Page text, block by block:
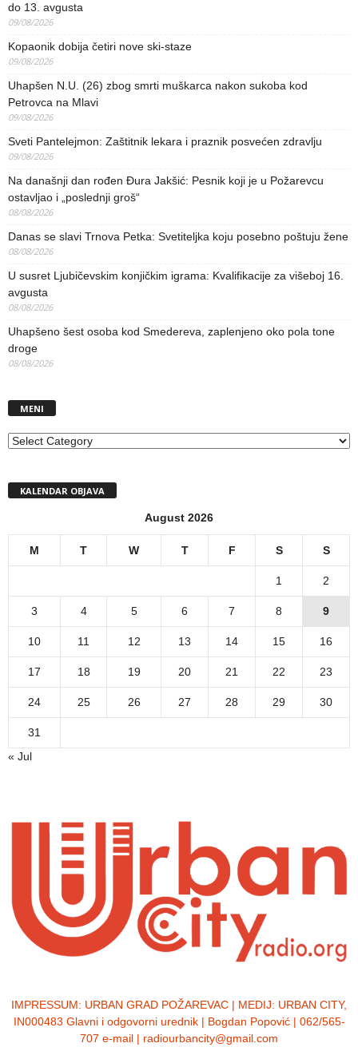
do 13. avgusta
09/08/2026
Kopaonik dobija četiri nove ski-staze
09/08/2026
Uhapšen N.U. (26) zbog smrti muškarca nakon sukoba kod
Petrovca na Mlavi
09/08/2026
Sveti Pantelejmon: Zaštitnik lekara i praznik posvećen zdravlju
09/08/2026
Na današnji dan rođen Đura Jakšić: Pesnik koji je u Požarevcu
ostavljao i „poslednji groš“
08/08/2026
Danas se slavi Trnova Petka: Svetiteljka koju posebno poštuju žene
08/08/2026
U susret Ljubičevskim konjičkim igrama: Kvalifikacije za višeboj 16.
avgusta
08/08/2026
Uhapšeno šest osoba kod Smedereva, zaplenjeno oko pola tone
droge
08/08/2026
MENI
MENI
KALENDAR OBJAVA
August 2026
M T W T F S S
1 2
3 4 5 6 7 8 9
10 11 12 13 14 15 16
17 18 19 20 21 22 23
24 25 26 27 28 29 30
31
« Jul
IMPRESSUM: URBAN GRAD POŽAREVAC | MEDIJ: URBAN CITY,
IN000483 Glavni i odgovorni urednik | Bogdan Popović | 062/565-
707 e-mail | radiourbancity@gmail.com